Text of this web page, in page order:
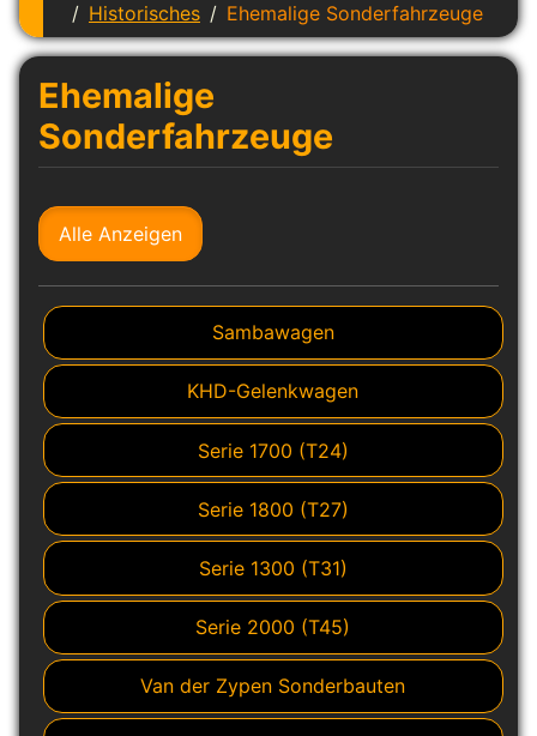
Historisches
Ehemalige Sonderfahrzeuge
Ehemalige
Sonderfahrzeuge
Alle Anzeigen
Sambawagen
KHD-Gelenkwagen
Serie 1700 (T24)
Serie 1800 (T27)
Serie 1300 (T31)
Serie 2000 (T45)
Van der Zypen Sonderbauten